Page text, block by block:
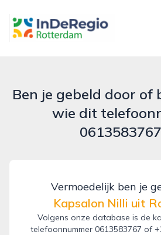
inderegiorotterdam.nl
Ben je gebeld door of
wie dit
Vermoedelijk ben je
Kapsalon Nilli uit
Volgens onze database is de
telefoonnummer 0613583767 of